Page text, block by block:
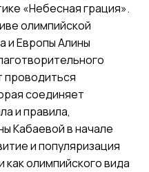
«Небесная грация».
олимпийской
и Европы Алины
проводиться
соединяет
и правила,
Кабаевой в начале
и популяризация
как олимпийского вида